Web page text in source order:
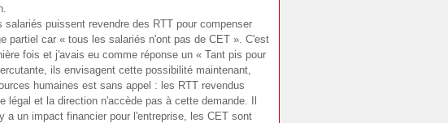
salariés puissent revendre des RTT pour compenser
partiel car « tous les salariés n'ont pas de CET ». C'est
fois et j'avais eu comme réponse un « Tant pis pour
ils envisagent cette possibilité maintenant,
humaines est sans appel : les RTT revendus
légal et la direction n'accède pas à cette demande. Il
a un impact financier pour l'entreprise, les CET sont